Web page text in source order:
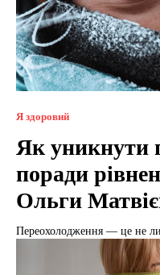
Я здоровий
Як уникнути
поради
Ольги
Переохолодження — це не